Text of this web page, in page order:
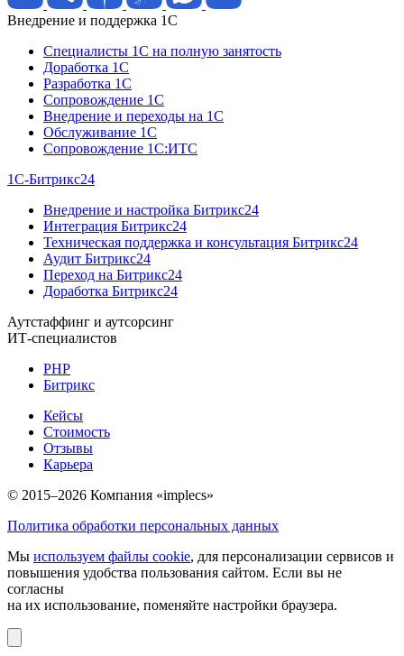
Внедрение и поддержка 1C
Специалисты 1C на полную занятость
Доработка 1C
Разработка 1C
Сопровождение 1C
Внедрение и переходы на 1C
Обслуживание 1C
Сопровождение 1C:ИТС
1С-Битрикс24
Внедрение и настройка Битрикс24
Интеграция Битрикс24
Техническая поддержка и консультация Битрикс24
Аудит Битрикс24
Переход на Битрикс24
Доработка Битрикс24
Аутстаффинг и аутсорсинг
ИТ-специалистов
PHP
Битрикс
Кейсы
Стоимость
Отзывы
Карьера
© 2015–2026 Компания «implecs»
Политика обработки персональных данных
Мы используем файлы cookie, для персонализации сервисов и
повышения удобства пользования сайтом. Если вы не
согласны
на их использование, поменяйте настройки браузера.